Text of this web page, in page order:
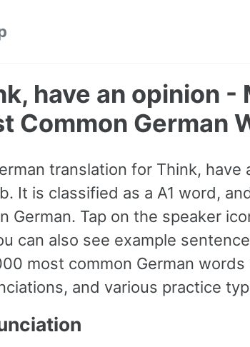
have an opinion -
Common German
translation for Think,
It is classified as a A1 word,
German. Tap on the speaker
can also see example
most common German
and various practice